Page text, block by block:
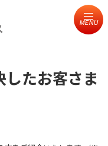
MENU
たお客さま